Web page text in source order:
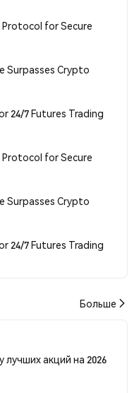
Protocol for Secure
Surpasses Crypto
24/7 Futures Trading
Protocol for Secure
Surpasses Crypto
24/7 Futures Trading
Больше
лучших акций на 2026